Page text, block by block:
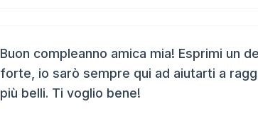
Buon compleanno amica mia! Esprimi un
forte, io sarò sempre qui ad aiutarti a
più belli. Ti voglio bene!